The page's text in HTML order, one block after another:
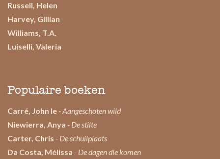
Russell, Helen
Harvey, Gillian
Williams, T.A.
Luiselli, Valeria
Populaire boeken
Carré, John le - Aangeschoten wild
Niewierra, Anya - De stilte
Carter, Chris - De schuilplaats
Da Costa, Mélissa - De dagen die komen